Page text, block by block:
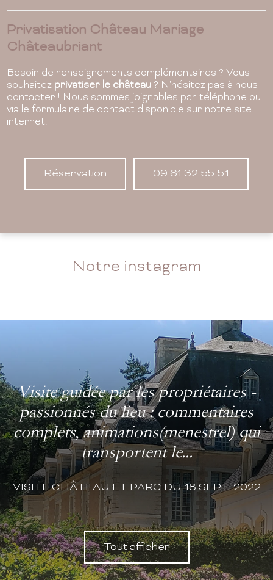
Privatisation Château Mariage
Châteaubriant
Besoin de renseignements complémentaires ? Vous
souhaitez privatiser le château ? N'hésitez pas à nous
contacter ! Nous sommes joignables par téléphone ou
via le formulaire de contact disponible sur notre site
internet.
Réservation 09 61 32 55 51
Notre instagram
Visite guidée par les propriétaires -
passionnés du lieu : commentaires
complets, animations(menestrel) qui
transportent le...
VISITE CHÂTEAU ET PARC DU 18 SEPT. 2022
Tout afficher